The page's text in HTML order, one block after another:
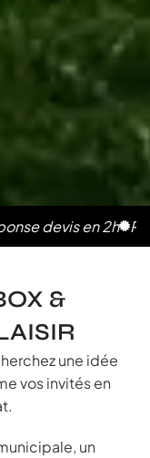
en 2h Photos
&
une idée
vos invités en
un